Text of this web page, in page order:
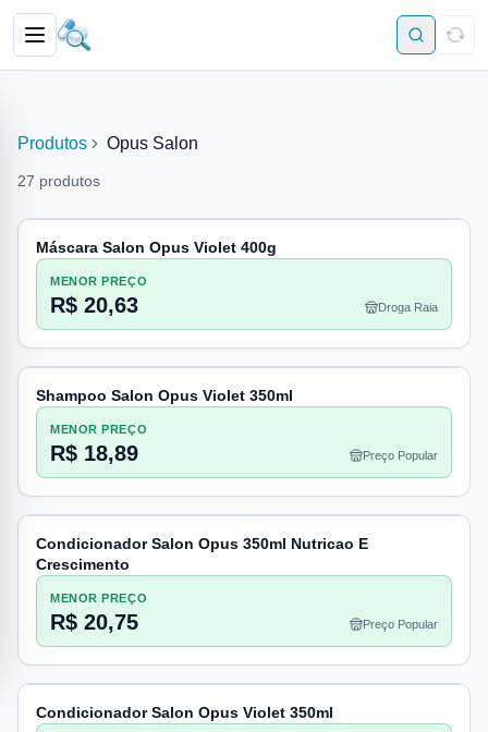
Produtos Opus Salon
27 produtos
Máscara Salon Opus Violet 400g
MENOR PREÇO
R$ 20,63 Droga Raia
Shampoo Salon Opus Violet 350ml
MENOR PREÇO
R$ 18,89 Preço Popular
Condicionador Salon Opus 350ml Nutricao E
Crescimento
MENOR PREÇO
R$ 20,75 Preço Popular
Condicionador Salon Opus Violet 350ml